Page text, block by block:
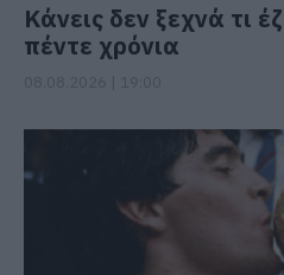
Κάνεις δεν ξεχνά τι
πέντε χρόνια